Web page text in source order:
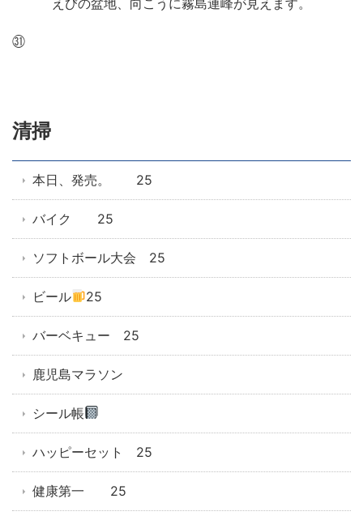
㉛
清掃
本日、発売。 25
バイク 25
ソフトボール大会 25
ビール 25
バーベキュー 25
鹿児島マラソン
シール帳
ハッピーセット 25
健康第一 25